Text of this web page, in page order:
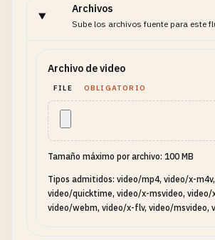
Archivos
Sube los archivos fuente para este
Archivo de video
FILE OBLIGATORIO
Tamaño máximo por archivo: 100 MB
Tipos admitidos: video/mp4, video/x-m4v,
video/quicktime, video/x-msvideo, video/
video/webm, video/x-flv, video/msvideo,